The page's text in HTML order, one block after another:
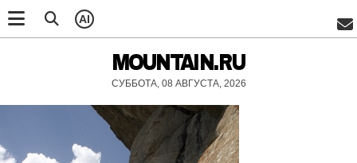
AI
MOUNTAIN.RU
СУББОТА, 08 АВГУСТА, 2026